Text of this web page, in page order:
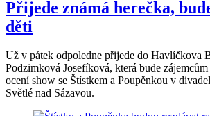
Přijede známá herečka,
děti
Už v pátek odpoledne přijede do Havlíčkova
Podzimková Josefíková, která bude
ocení show se Štístkem a Poupěnkou v
Světlé nad Sázavou.